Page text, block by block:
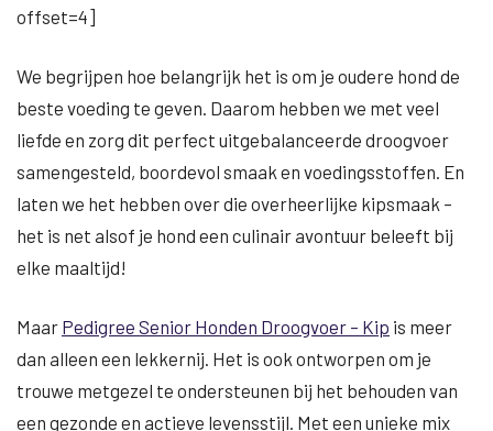
offset=4]
We begrijpen hoe belangrijk het is om je oudere hond de
beste voeding te geven. Daarom hebben we met veel
liefde en zorg dit perfect uitgebalanceerde droogvoer
samengesteld, boordevol smaak en voedingsstoffen. En
laten we het hebben over die overheerlijke kipsmaak –
het is net alsof je hond een culinair avontuur beleeft bij
elke maaltijd!
Maar Pedigree Senior Honden Droogvoer – Kip is meer
dan alleen een lekkernij. Het is ook ontworpen om je
trouwe metgezel te ondersteunen bij het behouden van
een gezonde en actieve levensstijl. Met een unieke mix